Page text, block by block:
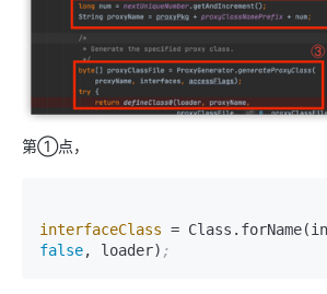
第①点，
interfaceClass
false, loader) ;